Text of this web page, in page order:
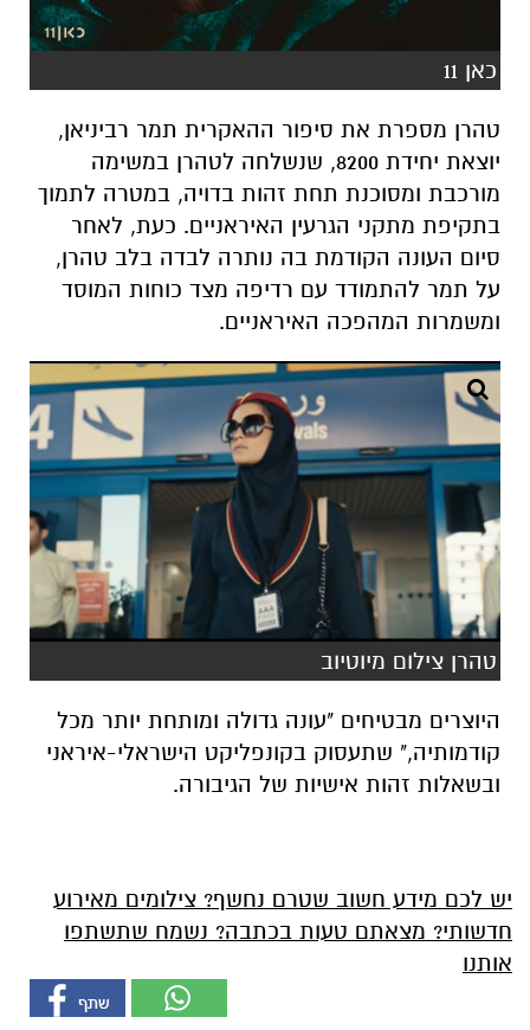
כאן 11
טהרן מספרת את סיפור ההאקרית תמר רביניאן,
יוצאת יחידת 8200, שנשלחה לטהרן במשימה
מורכבת ומסוכנת תחת זהות בדויה, במטרה לתמוך
בתקיפת מתקני הגרעין האיראניים. כעת, לאחר
סיום העונה הקודמת בה נותרה לבדה בלב טהרן,
על תמר להתמודד עם רדיפה מצד כוחות המוסד
ומשמרות המהפכה האיראניים.
טהרן צילום מיוטיוב
היוצרים מבטיחים "עונה גדולה ומותחת יותר מכל
קודמותיה," שתעסוק בקונפליקט הישראלי-איראני
ובשאלות זהות אישיות של הגיבורה.
יש לכם מידע חשוב שטרם נחשף? צילומים מאירוע
חדשותי? מצאתם טעות בכתבה? נשמח שתשתפו
אותנו